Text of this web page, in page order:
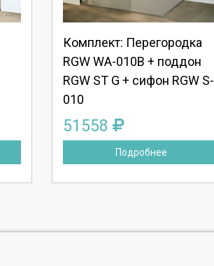
Комплект: Перегородка
RGW WA-010B + поддон
RGW ST G + сифон RGW S-
010
51558
Подробнее
Продолжить